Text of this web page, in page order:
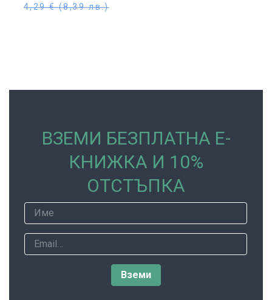
4,29€(8,39 лв.)
ВЗЕМИ БЕЗПЛАТНА Е-
КНИЖКА И 10%
ОТСТЪПКА